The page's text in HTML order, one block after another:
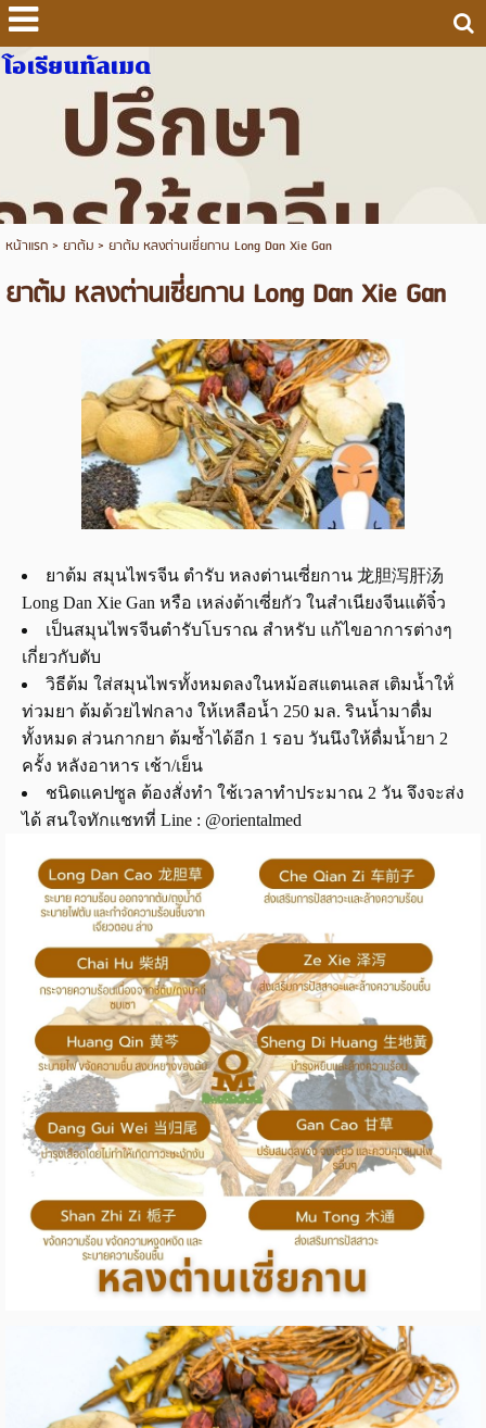
โอเรียนทัลเมด
หน้าแรก> ยาต้ม> ยาต้ม หลงต่านเซี่ยกาน Long Dan Xie Gan
ยาต้ม หลงต่านเซี่ยกาน Long Dan Xie Gan
ยาต้ม สมุนไพรจีน ตำรับ หลงต่านเซี่ยกาน 龙胆泻肝汤
Long Dan Xie Gan หรือ เหล่งต้าเซี่ยกัว ในสำเนียงจีนแต้จิ๋ว
เป็นสมุนไพรจีนตำรับโบราณ สำหรับ แก้ไขอาการต่างๆ
เกี่ยวกับตับ
วิธีต้ม ใส่สมุนไพรทั้งหมดลงในหม้อสแตนเลส เติมน้ำให้่
ท่วมยา ต้มด้วยไฟกลาง ให้เหลือน้ำ 250 มล. รินน้ำมาดื่ม
ทั้งหมด ส่วนกากยา ต้มซ้ำได้อีก 1 รอบ วันนึงให้ดื่มน้ำยา 2
ครั้ง หลังอาหาร เช้า/เย็น
ชนิดแคปซูล ต้องสั่งทำ ใช้เวลาทำประมาณ 2 วัน จึงจะส่ง
ได้ สนใจทักแชทที่ Line : @orientalmed